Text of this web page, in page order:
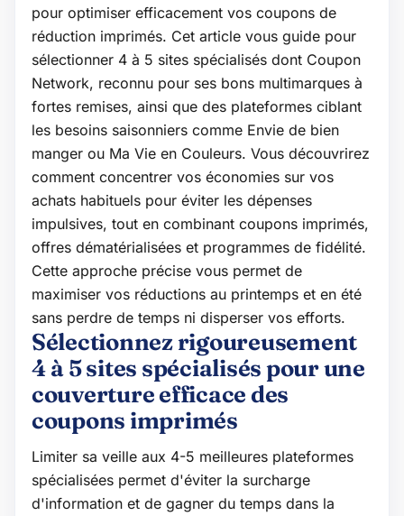
pour optimiser efficacement vos coupons de
réduction imprimés. Cet article vous guide pour
sélectionner 4 à 5 sites spécialisés dont Coupon
Network, reconnu pour ses bons multimarques à
fortes remises, ainsi que des plateformes ciblant
les besoins saisonniers comme Envie de bien
manger ou Ma Vie en Couleurs. Vous découvrirez
comment concentrer vos économies sur vos
achats habituels pour éviter les dépenses
impulsives, tout en combinant coupons imprimés,
offres dématérialisées et programmes de fidélité.
Cette approche précise vous permet de
maximiser vos réductions au printemps et en été
sans perdre de temps ni disperser vos efforts.
Sélectionnez rigoureusement
4 à 5 sites spécialisés pour une
couverture efficace des
coupons imprimés
Limiter sa veille aux 4-5 meilleures plateformes
spécialisées permet d'éviter la surcharge
d'information et de gagner du temps dans la